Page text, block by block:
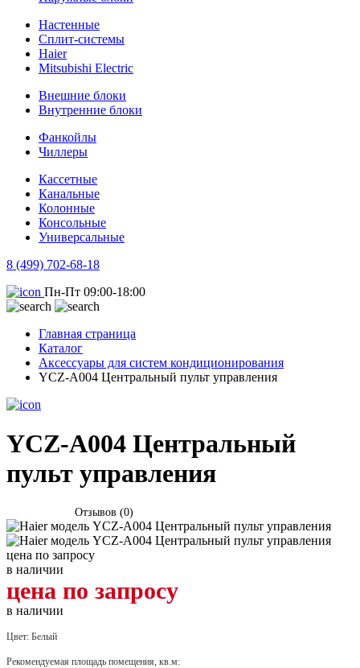
Настенные
Сплит-системы
Haier
Mitsubishi Electric
Внешние блоки
Внутренние блоки
Фанкойлы
Чиллеры
Кассетные
Канальные
Колонные
Консольные
Универсальные
8 (499) 702-68-18
Пн-Пт 09:00-18:00
Главная страница
Каталог
Аксессуары для систем кондиционирования
YCZ-A004 Центральный пульт управления
YCZ-A004 Центральный
пульт управления
Отзывов (0)
цена по запросу
в наличии
цена по запросу
в наличии
Цвет: Белый
Рекомендуемая площадь помещения, кв.м: